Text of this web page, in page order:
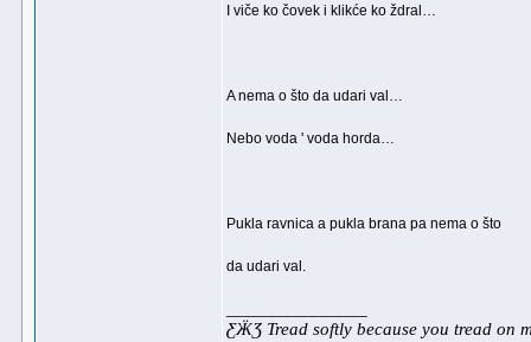
I viče ko čovek i klikće ko ždral…
A nema o što da udari val…
Nebo voda ' voda horda…
Pukla ravnica a pukla brana pa nema o što
da udari val.
ƸӜƷ Tread softly because you tread on